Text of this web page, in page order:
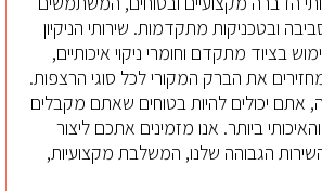
ובטכניקות מתקדמות. שירותי הניקיון
בציוד מתקדם וחומרי ניקוי איכותיים,
מחזירים את הברק המקורי לכל סוגי הרצפות.
אתם יכולים להיות בטוחים שאתם מקבלים
ביותר. אנו מזמינים אתכם ליצור
הגבוהה שלנו, המשלבת מקצועיות,